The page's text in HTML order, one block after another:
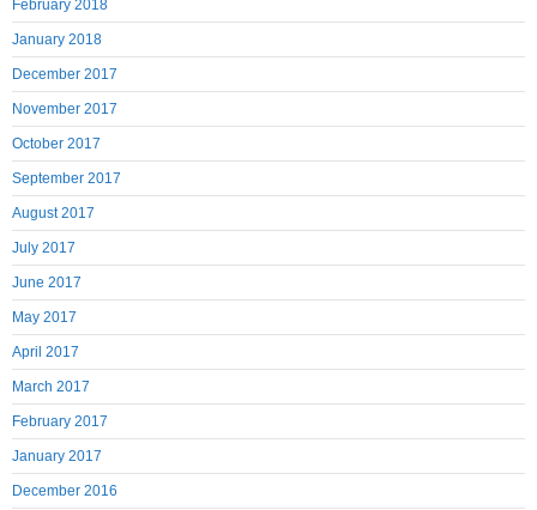
February 2018
January 2018
December 2017
November 2017
October 2017
September 2017
August 2017
July 2017
June 2017
May 2017
April 2017
March 2017
February 2017
January 2017
December 2016